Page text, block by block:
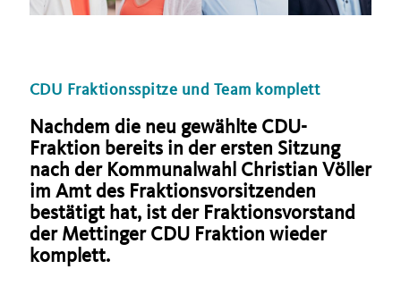
CDU Fraktionsspitze und Team komplett
Nachdem die neu gewählte CDU-
Fraktion bereits in der ersten Sitzung
nach der Kommunalwahl Christian Völler
im Amt des Fraktionsvorsitzenden
bestätigt hat, ist der Fraktionsvorstand
der Mettinger CDU Fraktion wieder
komplett.